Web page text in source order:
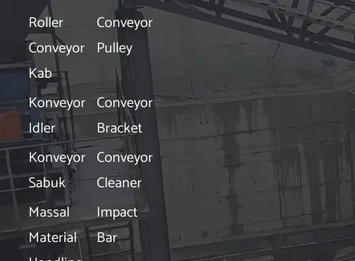
Roller
Conveyor
Kab
Conveyor
Pulley
Konveyor
Idler
Conveyor
Bracket
Konveyor
Sabuk
Conveyor
Cleaner
Massal
Material
Impact
Bar